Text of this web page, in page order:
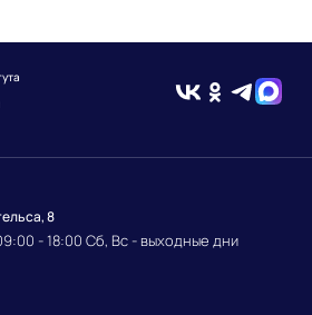
8
- 18:00 Сб, Вс - выходные дни